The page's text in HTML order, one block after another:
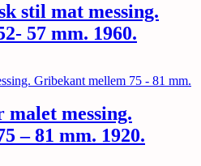
stil mat messing.
57 mm. 1960.
messing.
– 81 mm. 1920.